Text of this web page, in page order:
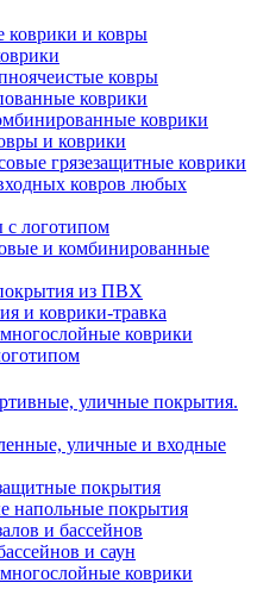
коврики и ковры
ковры
коврики
коврики
и коврики
грязезащитные коврики
ковров любых
логотипом
и комбинированные
из ПВХ
и коврики-травка
коврики
уличные покрытия.
уличные и входные
покрытия
напольные покрытия
и бассейнов
и саун
коврики